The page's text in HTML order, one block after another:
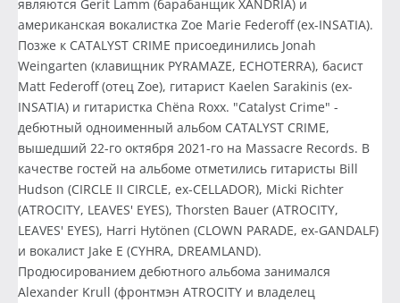
являются Gerit Lamm (барабанщик XANDRIA) и
американская вокалистка Zoe Marie Federoff (ex-INSATIA).
Позже к CATALYST CRIME присоединились Jonah
Weingarten (клавищник PYRAMAZE, ECHOTERRA), басист
Matt Federoff (отец Zoe), гитарист Kaelen Sarakinis (ex-
INSATIA) и гитаристка Chëna Roxx. "Catalyst Crime" -
дебютный одноименный альбом CATALYST CRIME,
вышедший 22-го октября 2021-го на Massacre Records. В
качестве гостей на альбоме отметились гитаристы Bill
Hudson (CIRCLE II CIRCLE, ex-CELLADOR), Micki Richter
(ATROCITY, LEAVES' EYES), Thorsten Bauer (ATROCITY,
LEAVES' EYES), Harri Hytönen (CLOWN PARADE, ex-GANDALF)
и вокалист Jake E (CYHRA, DREAMLAND).
Продюсированием дебютного альбома занимался
Alexander Krull (фронтмэн ATROCITY и владелец